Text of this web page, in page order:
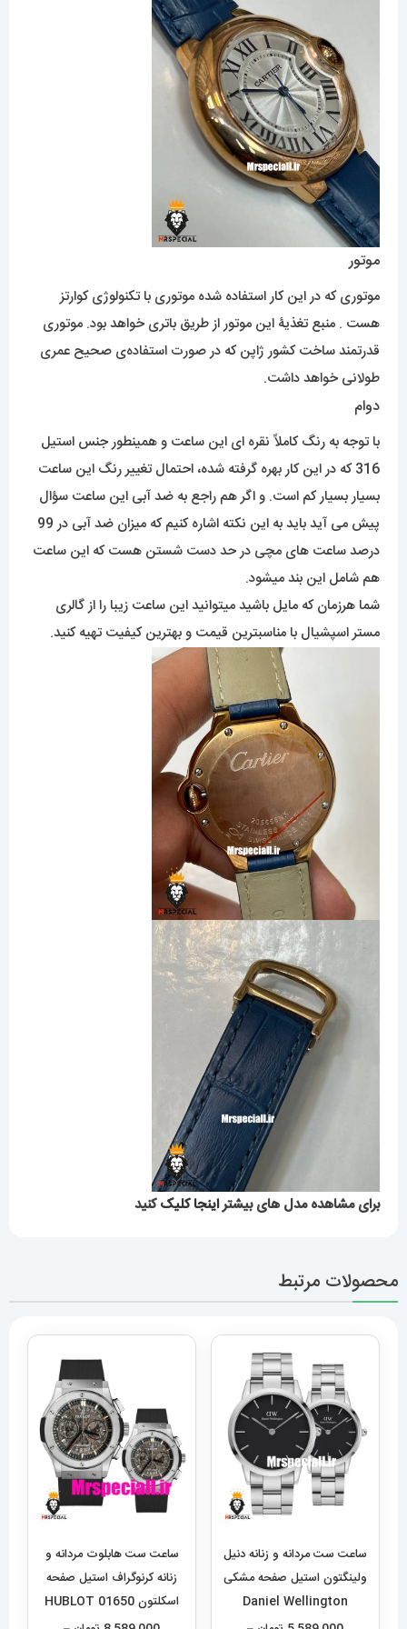
موتور
موتوری که در این کار استفاده شده موتوری با تکنولوژی کوارتز
هست . منبع تغذیۀ این موتور از طریق باتری خواهد بود. موتوری
قدرتمند ساخت کشور ژاپن که در صورت استفاده‌ی صحیح عمری
طولانی خواهد داشت.
دوام
با توجه به رنگ کاملاً نقره ای این ساعت و همینطور جنس استیل
316 که در این کار بهره گرفته شده، احتمال تغییر رنگ این ساعت
بسیار بسیار کم است. و اگر هم راجع به ضد آبی این ساعت سؤال
پیش می آید باید به این نکته اشاره کنیم که میزان ضد آبی در 99
درصد ساعت های مچی در حد دست شستن هست که این ساعت
هم شامل این بند میشود.
شما هرزمان که مایل باشید میتوانید این ساعت زیبا را از گالری
مستر اسپشیال با مناسبترین قیمت و بهترین کیفیت تهیه کنید.
برای مشاهده مدل های بیشتراینجا کلیککنید
محصولات مرتبط
ساعت ست مردانه و زنانه دنیل
ولینگتون استیل صفحه مشکی
Daniel Wellington
ساعت ست هابلوت مردانه و
زنانه کرنوگراف استیل صفحه
اسکلتون 01650 HUBLOT